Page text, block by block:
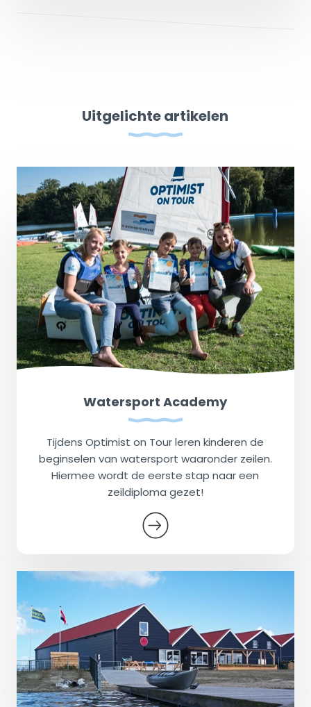
Uitgelichte artikelen
Watersport Academy
Tijdens Optimist on Tour leren kinderen de
beginselen van watersport waaronder zeilen.
Hiermee wordt de eerste stap naar een
zeildiploma gezet!